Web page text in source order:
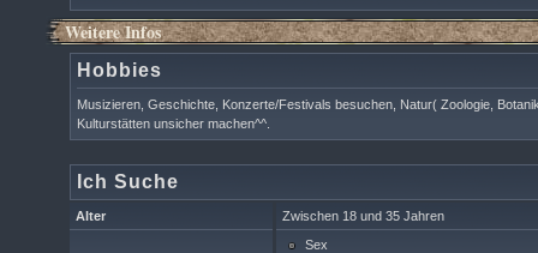
Weitere Infos
Hobbies
Musizieren, Geschichte, Konzerte/Festivals besuchen, Natur( Zoologie,
Kulturstätten unsicher machen^^.
Ich Suche
Alter Zwischen 18 und 35 Jahren
Sex